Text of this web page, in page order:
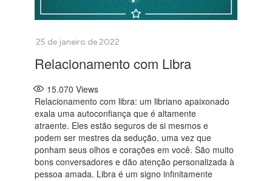
Relacionamento com Libra
15.070 Views
Relacionamento com libra: um libriano apaixonado
exala uma autoconfiança que é altamente
atraente. Eles estão seguros de si mesmos e
podem ser mestres da sedução, uma vez que
ponham seus olhos e corações em você. São muito
bons conversadores e dão atenção personalizada à
pessoa amada. Libra é um signo infinitamente